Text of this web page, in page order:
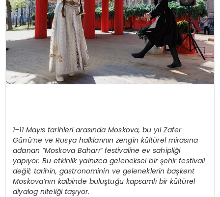
1–11 Mayıs tarihleri arasında Moskova, bu yıl Zafer
Günü’ne ve Rusya halklarının zengin kültürel mirasına
adanan “Moskova Baharı” festivaline ev sahipliği
yapıyor. Bu etkinlik yalnızca geleneksel bir şehir festivali
değil; tarihin, gastronominin ve geleneklerin başkent
Moskova’nın kalbinde buluştuğu kapsamlı bir kültürel
diyalog niteliği taşıyor.